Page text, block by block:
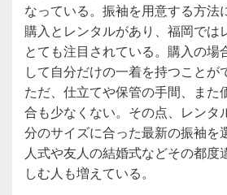
なっている。振袖を用意する方法
購入とレンタルがあり、福岡では
とても注目されている。購入の場
して自分だけの一着を持つことが
ただ、仕立てや保管の手間、また
合も少なくない。その点、レンタ
分のサイズに合った最新の振袖を
人式や友人の結婚式などその都度
しむ人も増えている。